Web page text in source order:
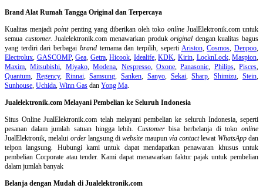
Brand Alat Rumah Tangga Original dan Terpercaya
Kualitas menjadipointpenting yang diberikan oleh toko onlineJualElektronik.com untuk
semua customer. Jualelektronik.com menawarkan produkoriginal dengan kualitas bagus
yang terdiri dari berbagai brandternama dan terpilih, seperti Ariston,Cosmos,Denpoo,
Electrolux, GASCOMP,Gea, Getra,Hicook, Idealife,KDK, Kirin, LocknLock,Maspion,
Maxim,Mitsubishi, Miyako,Modena, Nespresso, Oxone,Panasonic, Philips, Pisces,
Quantum, Regency, Rinnai,Samsung,Sanken, Sanyo, Sekai,Sharp,Shimizu,Stein,
Sunhouse, Uchida, Winn Gas dan Yong Ma.
Jualelektronik.com Melayani Pembelian ke Seluruh Indonesia
Situs Online JualElektronik.com telah melayani pembelian ke seluruh Indonesia, seperti
pesanan dalam jumlah satuan hingga lebih. Customerbisa berbelanja di tokoonline
JualElektronik, melalui orderlangsung diwebsite maupun via contactlewat WhatsAppdan
telpon langsung. Hubungi kami untuk dapat mendapatkan penawaran khusus untuk
pembelian Corporate atau tender. Kami dapat menawarkan faktur pajak untuk pembelian
dalam jumlah banyak
Belanja dengan Mudah di Jualelektronik.com